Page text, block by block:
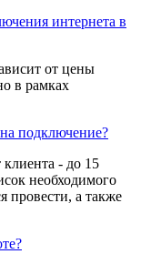
интернета в
от цены
в рамках
подключение?
клиента - до 15
необходимого
провести, а также